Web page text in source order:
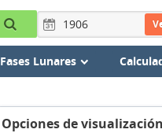
Fases Lunares
Opciones de